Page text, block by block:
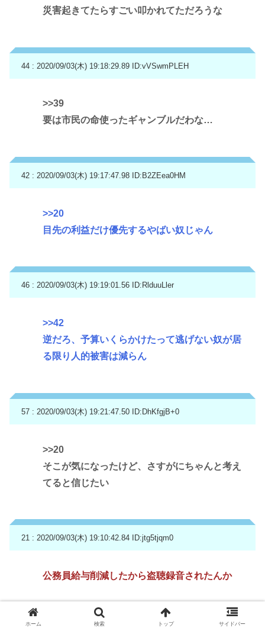
災害起きてたらすごい叩かれてただろうな
44 : 2020/09/03(木) 19:18:29.89 ID:vVSwmPLEH
>>39
要は市民の命使ったギャンブルだわな…
42 : 2020/09/03(木) 19:17:47.98 ID:B2ZEea0HM
>>20
目先の利益だけ優先するやばい奴じゃん
46 : 2020/09/03(木) 19:19:01.56 ID:RlduuLler
>>42
逆だろ、予算いくらかけたって逃げない奴が居
る限り人的被害は減らん
57 : 2020/09/03(木) 19:21:47.50 ID:DhKfgjB+0
>>20
そこが気になったけど、さすがにちゃんと考え
てると信じたい
21 : 2020/09/03(木) 19:10:42.84 ID:jtg5tjqm0
公務員給与削減したから盗聴録音されたんか
ホーム 検索 トップ サイドバー